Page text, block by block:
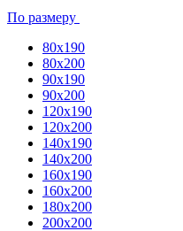
По размеру
80x190
80х200
90х190
90х200
120х190
120х200
140х190
140х200
160х190
160х200
180х200
200х200